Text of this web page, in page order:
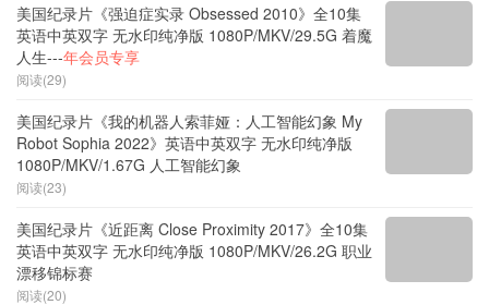
美国纪录片《强迫症实录 Obsessed 2010》全10集
英语中英双字 无水印纯净版 1080P/MKV/29.5G 着魔
人生---年会员专享
阅读(29)
美国纪录片《我的机器人索菲娅：人工智能幻象 My
Robot Sophia 2022》英语中英双字 无水印纯净版
1080P/MKV/1.67G 人工智能幻象
阅读(23)
美国纪录片《近距离 Close Proximity 2017》全10集
英语中英双字 无水印纯净版 1080P/MKV/26.2G 职业
漂移锦标赛
阅读(20)